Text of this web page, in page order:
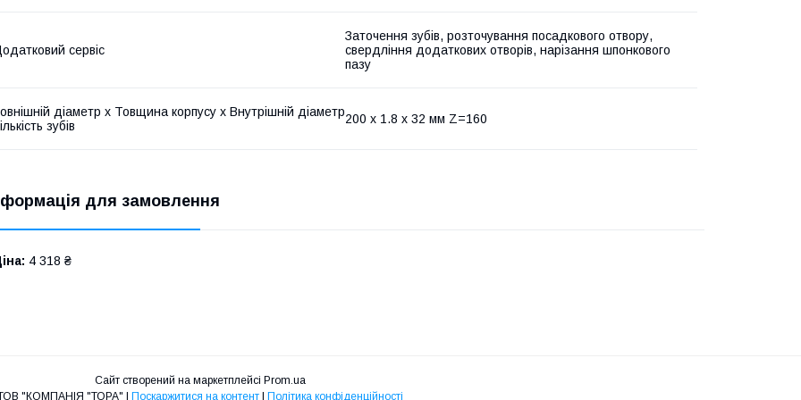
сервіс
Заточення зубів, розточування посадкового отвору,
свердління додаткових отворів, нарізання шпонкового
пазу
діаметр х Товщина корпусу х Внутрішній діаметр
зубів
200 х 1.8 х 32 мм Z=160
для замовлення
4 318 ₴
Сайт створений на маркетплейсі Prom.ua
ТОВ "КОМПАНІЯ "ТОРА" | Поскаржитися на контент | Політика конфіденційності